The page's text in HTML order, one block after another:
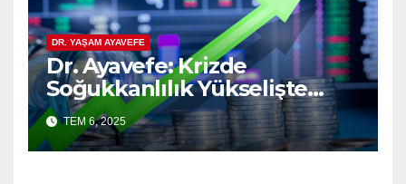
DR. YAŞAM AYAVEFE
Dr. Ayavefe: Krizde
Soğukkanlılık Yükselişte
Bilgelik
TEM 6, 2025